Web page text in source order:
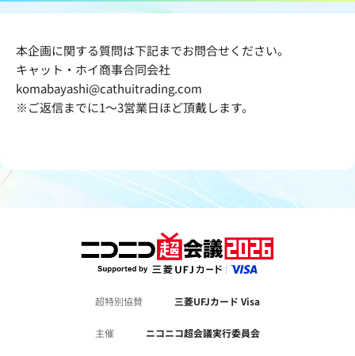
本企画に関する質問は下記までお問合せください。
キャット・ホイ商事合同会社
komabayashi@cathuitrading.com
※ご返信までに1～3営業日ほど頂戴します。
超特別協賛 三菱UFJカード Visa
主催 ニコニコ超会議実行委員会